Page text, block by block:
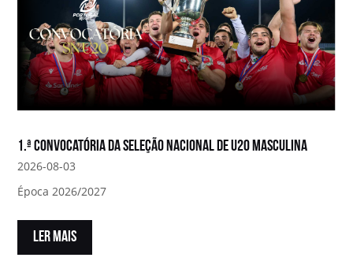
1.ª convocatória da Seleção Nacional de U20 Masculina
2026-08-03
Época 2026/2027
LER MAIS